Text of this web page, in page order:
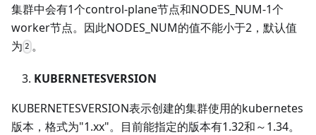
集群中会有1个control-plane节点和NODES_NUM-1个
worker节点。因此NODES_NUM的值不能小于2，默认值
为 2 。
KUBERNETESVERSION
KUBERNETESVERSION表示创建的集群使用的kubernetes
版本，格式为"1.xx"。目前能指定的版本有1.32和～1.34。